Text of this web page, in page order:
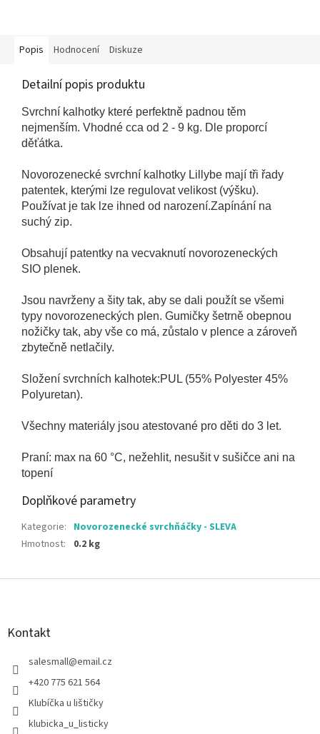
Popis Hodnocení Diskuze
Detailní popis produktu
Svrchní kalhotky které perfektně padnou těm
nejmenším. Vhodné cca od 2 - 9 kg. Dle proporcí
děťátka.
Novorozenecké svrchní kalhotky Lillybe mají tři řady
patentek, kterými lze regulovat velikost (výšku).
Používat je tak lze ihned od narození.Zapínání na
suchý zip.
Obsahují patentky na vecvaknutí novorozeneckých
SIO plenek.
Jsou navrženy a šity tak, aby se dali použít se všemi
typy novorozeneckých plen. Gumičky šetrně obepnou
nožičky tak, aby vše co má, zůstalo v plence a zároveň
zbytečně netlačily.
Složení svrchních kalhotek:PUL (55% Polyester 45%
Polyuretan).
Všechny materiály jsou atestované pro děti do 3 let.
Praní: max na 60 °C, nežehlit, nesušit v sušičce ani na
topení
Doplňkové parametry
Kategorie: Novorozenecké svrchňáčky - SLEVA
Hmotnost: 0.2 kg
Z
Kontakt
salesmall@email.cz
+420 775 621 564
Klubíčka u lištičky
klubicka_u_listicky